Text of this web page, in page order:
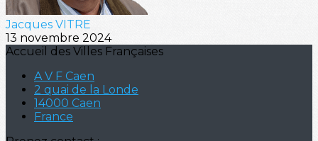
Jacques VITRE
13 novembre 2024
Accueil des Villes Françaises
A V F Caen
2 quai de la Londe
14000 Caen
France